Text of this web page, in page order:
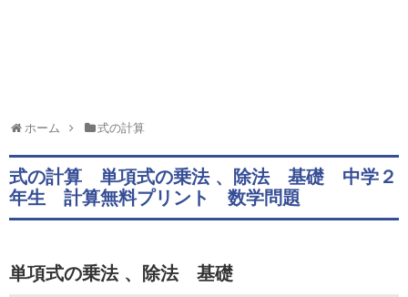
ホーム 式の計算
式の計算 単項式の乗法 、除法 基礎 中学２
年生 計算無料プリント 数学問題
単項式の乗法 、除法 基礎